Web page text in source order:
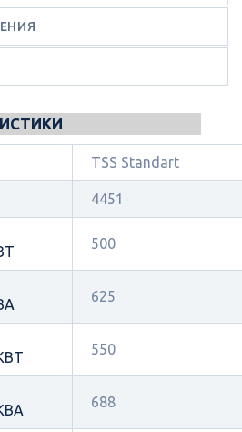
TSS Standart
4451
500
625
550
688